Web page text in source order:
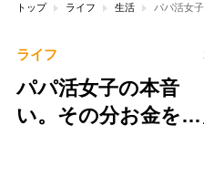
トップ ライフ 生活 パパ活女
ライフ
パパ活女子の本音
い。その分お金を…